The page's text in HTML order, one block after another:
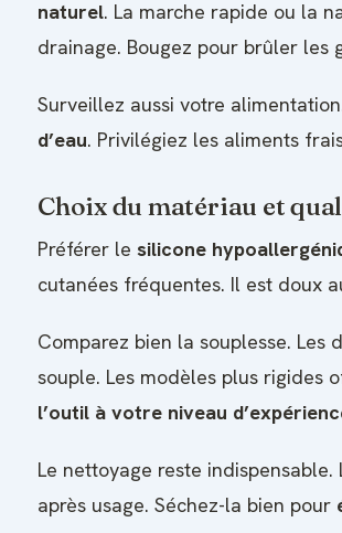
naturel. La marche rapide ou la
drainage. Bougez pour brûler les
Surveillez aussi votre
d’eau. Privilégiez les aliments
Choix du matériau et
Préférer le silicone
cutanées fréquentes. Il est doux
Comparez bien la souplesse.
souple. Les modèles plus rigides
l’outil à votre niveau
Le nettoyage reste indispensable.
après usage. Séchez-la bien pour